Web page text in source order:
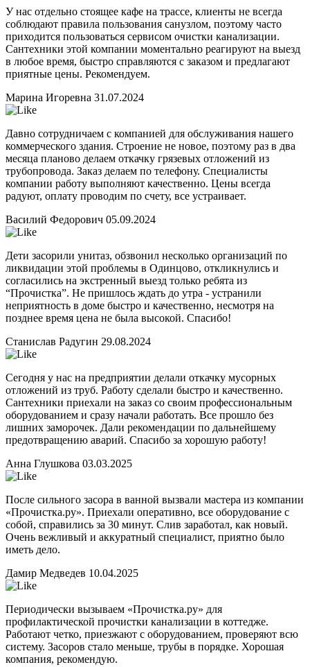
У нас отдельно стоящее кафе на трассе, клиенты не всегда
соблюдают правила пользования санузлом, поэтому часто
приходится пользоваться сервисом очистки канализации.
Сантехники этой компании моментально реагируют на выезд
в любое время, быстро справляются с заказом и предлагают
приятные цены. Рекомендуем.
Марина Игоревна 31.07.2024
Давно сотрудничаем с компанией для обслуживания нашего
коммерческого здания. Строение не новое, поэтому раз в два
месяца планово делаем откачку грязевых отложений из
трубопровода. Заказ делаем по телефону. Специалисты
компании работу выполняют качественно. Цены всегда
радуют, оплату проводим по счету, все устраивает.
Василий Федорович 05.09.2024
Дети засорили унитаз, обзвонил несколько организаций по
ликвидации этой проблемы в Одинцово, откликнулись и
согласились на экстренный выезд только ребята из
“Прочистка”. Не пришлось ждать до утра - устранили
неприятность в доме быстро и качественно, несмотря на
позднее время цена не была высокой. Спасибо!
Станислав Радугин 29.08.2024
Сегодня у нас на предприятии делали откачку мусорных
отложений из труб. Работу сделали быстро и качественно.
Сантехники приехали на заказ со своим профессиональным
оборудованием и сразу начали работать. Все прошло без
лишних заморочек. Дали рекомендации по дальнейшему
предотвращению аварий. Спасибо за хорошую работу!
Анна Глушкова 03.03.2025
После сильного засора в ванной вызвали мастера из компании
«Прочистка.ру». Приехали оперативно, все оборудование с
собой, справились за 30 минут. Слив заработал, как новый.
Очень вежливый и аккуратный специалист, приятно было
иметь дело.
Дамир Медведев 10.04.2025
Периодически вызываем «Прочистка.ру» для
профилактической прочистки канализации в коттедже.
Работают четко, приезжают с оборудованием, проверяют всю
систему. Засоров стало меньше, трубы в порядке. Хорошая
компания, рекомендую.